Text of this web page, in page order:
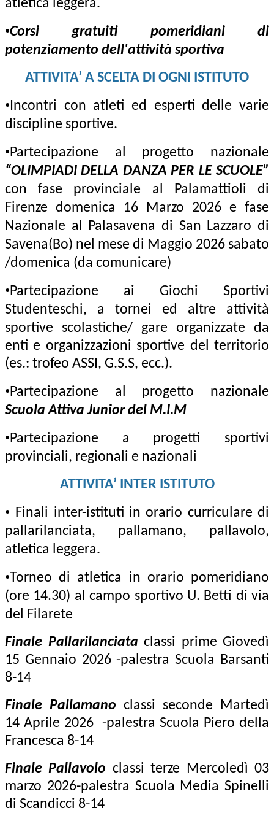
atletica leggera.
•Corsi gratuiti pomeridiani di
potenziamento dell'attività sportiva
ATTIVITA’ A SCELTA DI OGNI ISTITUTO
•Incontri con atleti ed esperti delle varie
discipline sportive.
•Partecipazione al progetto nazionale
“OLIMPIADI DELLA DANZA PER LE SCUOLE”
con fase provinciale al Palamattioli di
Firenze domenica 16 Marzo 2026 e fase
Nazionale al Palasavena di San Lazzaro di
Savena(Bo) nel mese di Maggio 2026 sabato
/domenica (da comunicare)
•Partecipazione ai Giochi Sportivi
Studenteschi, a tornei ed altre attività
sportive scolastiche/ gare organizzate da
enti e organizzazioni sportive del territorio
(es.: trofeo ASSI, G.S.S, ecc.).
•Partecipazione al progetto nazionale
Scuola Attiva Junior del M.I.M
•Partecipazione a progetti sportivi
provinciali, regionali e nazionali
ATTIVITA’ INTER ISTITUTO
• Finali inter-istituti in orario curriculare di
pallarilanciata, pallamano, pallavolo,
atletica leggera.
•Torneo di atletica in orario pomeridiano
(ore 14.30) al campo sportivo U. Betti di via
del Filarete
Finale Pallarilanciata classi prime Giovedì
15 Gennaio 2026 -palestra Scuola Barsanti
8-14
Finale Pallamano classi seconde Martedì
14 Aprile 2026 -palestra Scuola Piero della
Francesca 8-14
Finale Pallavolo classi terze Mercoledì 03
marzo 2026-palestra Scuola Media Spinelli
di Scandicci 8-14